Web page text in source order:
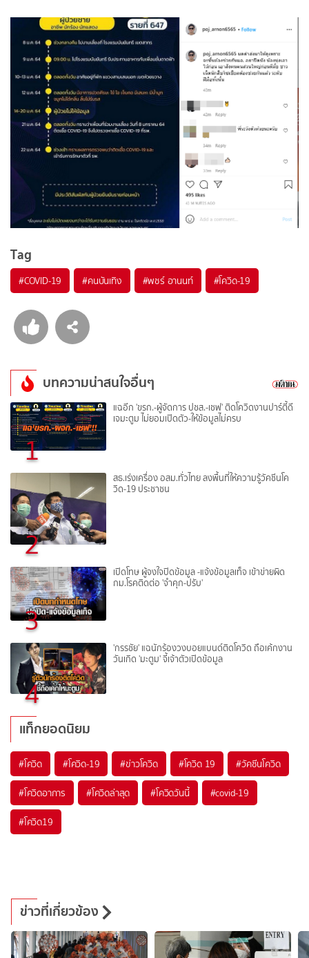
Tag
#COVID-19 #คนบันเทิง #พชร์ อานนท์ #โควิด-19
บทความน่าสนใจอื่นๆ
1
แฉอีก 'ขรก.-ผู้จัดการ ปชส.-เชฟ' ติดโควิดงานปาร์ตี้ดี
เจมะตูม ไม่ยอมเปิดตัว-ให้ข้อมูลไม่ครบ
2
สธ.เร่งเครื่อง อสม.ทั่วไทย ลงพื้นที่ให้ความรู้วัคซีนโค
วิด-19 ประชาชน
3
เปิดโทษ ผู้จงใจปิดข้อมูล -แจ้งข้อมูลเท็จ เข้าข่ายผิด
กม.โรคติดต่อ 'จำคุก-ปรับ'
4
'กรรชัย' แฉนักร้องวงบอยแบนด์ติดโควิด ถือเค้กงาน
วันเกิด 'มะตูม' จี้เจ้าตัวเปิดข้อมูล
แท็กยอดนิยม
#โควิด #โควิด-19 #ข่าวโควิด #โควิด 19 #วัคซีนโควิด
#โควิดอาการ #โควิดล่าสุด #โควิดวันนี้ #covid-19
#โควิด19
ข่าวที่เกี่ยวข้อง